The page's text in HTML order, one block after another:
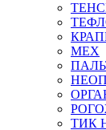
МЕХ
ТИК